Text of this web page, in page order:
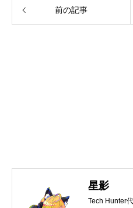
前の記事
星影
Tech Hunter